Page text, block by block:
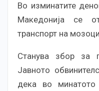
Во изминатите
Македонија се
транспорт на
Станува збор за
Јавното
дека во